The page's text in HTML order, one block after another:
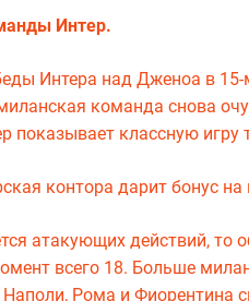
Интер.
Интера над Дженоа в
команда снова
показывает классную
контора дарит бонус
атакующих действий, то
всего 18. Больше
Рома и Фиорентина